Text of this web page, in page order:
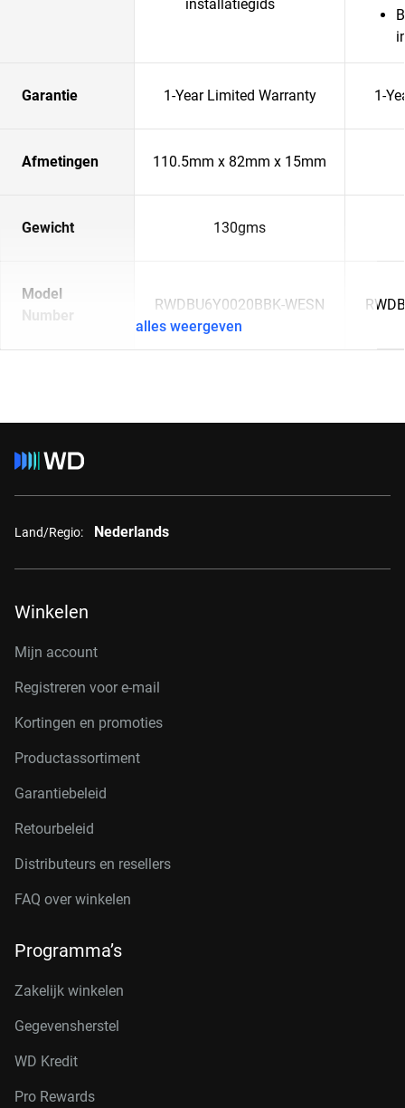
installatiegids
Garantie 1-Year Limited Warranty 1-
Afmetingen 110.5mm x 82mm x 15mm
Gewicht 130gms
Model
Number
RWDBU6Y0020BBK-WESN
alles weergeven
Land/Regio: Nederlands
Winkelen
Mijn account
Registreren voor e-mail
Kortingen en promoties
Productassortiment
Garantiebeleid
Retourbeleid
Distributeurs en resellers
FAQ over winkelen
Programma’s
Zakelijk winkelen
Gegevensherstel
WD Kredit
Pro Rewards